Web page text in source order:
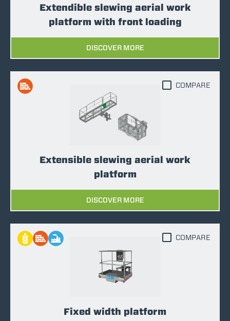
Extendible slewing aerial work
platform with front loading
DISCOVER MORE
Extensible slewing aerial work
platform
DISCOVER MORE
COMPARE
Fixed width platform
COMPARE